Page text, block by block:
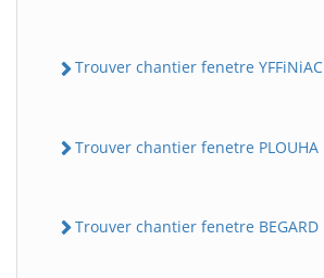
Trouver chantier fenetre YFFiNiAC
Trouver chantier fenetre PLOUHA
Trouver chantier fenetre BEGARD